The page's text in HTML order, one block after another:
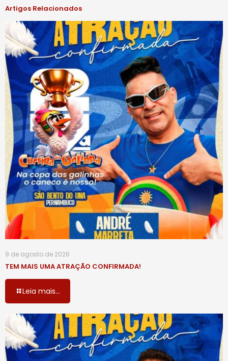
Artigos Relacionados
9 de agosto de 2026
TEM MAIS UMA ATRAÇÃO CONFIRMADA!
Leia mais...